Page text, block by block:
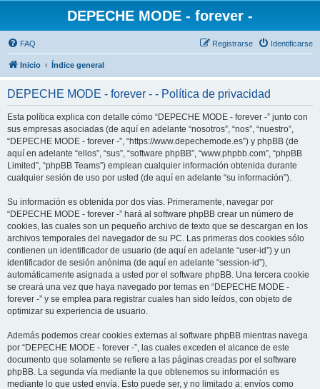
DEPECHE MODE - forever -
FAQ Identificarse
Registrarse
Inicio Índice general
DEPECHE MODE - forever - - Política de privacidad
Esta política explica con detalle cómo “DEPECHE MODE - forever -” junto con
sus empresas asociadas (de aquí en adelante “nosotros”, “nos”, “nuestro”,
“DEPECHE MODE - forever -”, “https://www.depechemode.es”) y phpBB (de
aquí en adelante “ellos”, “sus”, “software phpBB”, “www.phpbb.com”, “phpBB
Limited”, “phpBB Teams”) emplean cualquier información obtenida durante
cualquier sesión de uso por usted (de aquí en adelante “su información”).
Su información es obtenida por dos vías. Primeramente, navegar por
“DEPECHE MODE - forever -” hará al software phpBB crear un número de
cookies, las cuales son un pequeño archivo de texto que se descargan en los
archivos temporales del navegador de su PC. Las primeras dos cookies sólo
contienen un identificador de usuario (de aquí en adelante “user-id”) y un
identificador de sesión anónima (de aquí en adelante “session-id”),
automáticamente asignada a usted por el software phpBB. Una tercera cookie
se creará una vez que haya navegado por temas en “DEPECHE MODE -
forever -” y se emplea para registrar cuales han sido leídos, con objeto de
optimizar su experiencia de usuario.
Además podemos crear cookies externas al software phpBB mientras navega
por “DEPECHE MODE - forever -”, las cuales exceden el alcance de este
documento que solamente se refiere a las páginas creadas por el software
phpBB. La segunda vía mediante la que obtenemos su información es
mediante lo que usted envía. Esto puede ser, y no limitado a: envíos como